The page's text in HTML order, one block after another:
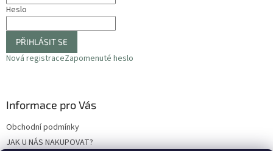
Heslo
PŘIHLÁSIT SE
Nová registraceZapomenuté heslo
Informace pro Vás
Obchodní podmínky
JAK U NÁS NAKUPOVAT?